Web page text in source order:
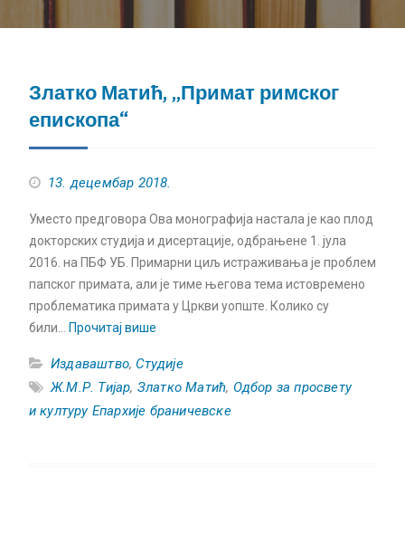
Златко Матић, „Примат римског
епископа“
13. децембар 2018.
Уместо предговора Ова монографија настала је као плод
докторских студија и ди­сертације, одбрањене 1. јула
2016. на ПБФ УБ. Примарни циљ истраживања је проблем
папског примата, али је тиме његова тема истовремено
проблематика примата у Цркви уопште. Колико су
били…
Прочитај више
Издаваштво, Студије
Ж.М.Р. Тијар, Златко Матић, Одбор за просвету
и културу Епархије браничевске